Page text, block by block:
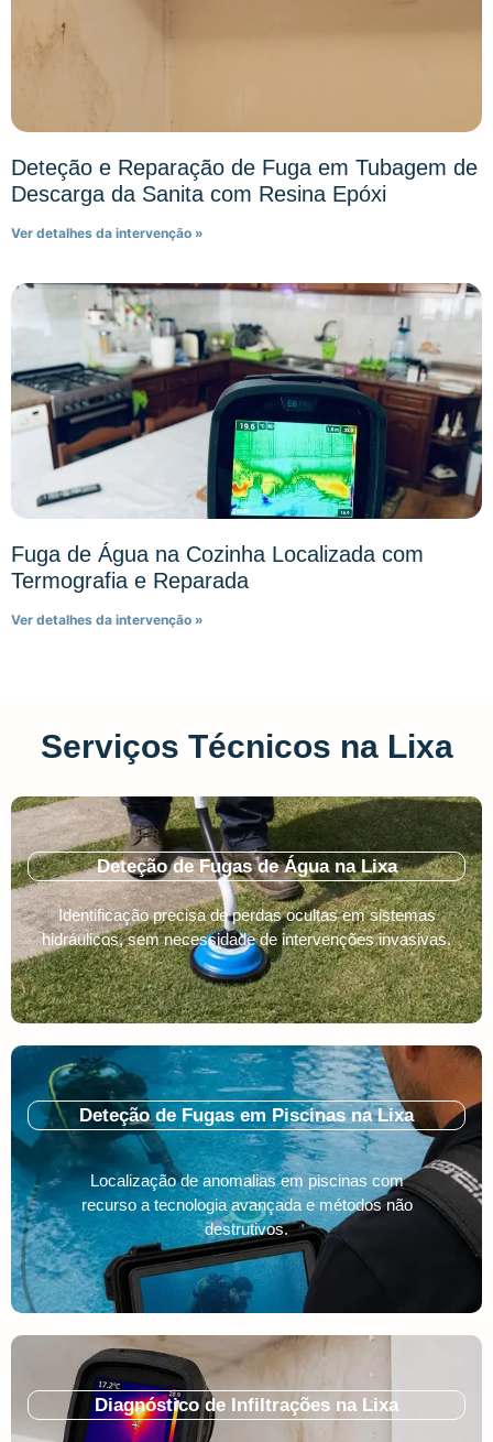
Deteção e Reparação de Fuga em Tubagem de
Descarga da Sanita com Resina Epóxi
Ver detalhes da intervenção »
Fuga de Água na Cozinha Localizada com
Termografia e Reparada
Ver detalhes da intervenção »
Serviços Técnicos na Lixa
Deteção de Fugas de Água na Lixa
Identificação precisa de perdas ocultas em sistemas
hidráulicos, sem necessidade de intervenções invasivas.
Deteção de Fugas em Piscinas na Lixa
Localização de anomalias em piscinas com
recurso a tecnologia avançada e métodos não
destrutivos.
Diagnóstico de Infiltrações na Lixa